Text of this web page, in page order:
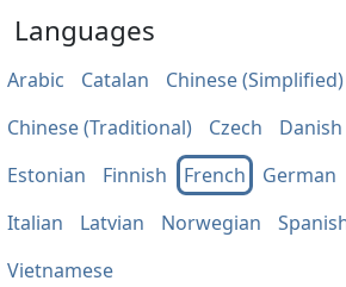
Languages
Arabic Catalan
Chinese (Simplified)
Chinese (Traditional)
Czech Danish
Estonian
Finnish French German
Italian
Latvian Norwegian
Vietnamese